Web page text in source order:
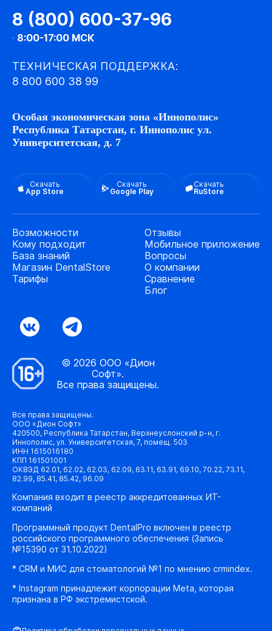
8 (800) 600-37-96
· 8:00-17:00 МСК
ТЕХНИЧЕСКАЯ ПОДДЕРЖКА:
8 800 600 38 99
Особая экономическая зона «Иннополис»
Республика Татарстан, г. Иннополис ул.
Университетская, д. 7
Скачать
App Store
Скачать
Google Play
Скачать
RuStore
Возможности
Кому подходит
База знаний
Магазин DentalStore
Тарифы
Отзывы
Мобильное приложение
Вопросы
О компании
Сравнение
Блог
© 2026 ООО «Дион
Софт».
Все права защищены.
Все права защищены.
ООО «Дион Софт»
420500, Республика Татарстан, Верхнеуслонский р-н, г.
Иннополис, ул. Университетская, 7, помещ. 503
ИНН 1615016180
КПП 161501001
ОКВЭД 62.01, 62.02, 62.03, 62.09, 63.11, 63.91, 69.10, 70.22, 73.11,
82.99, 85.41, 85.42, 96.09
Компания входит в реестр аккредитованных ИТ-
компаний
Программный продукт DentalPro включен в реестр
российского программного обеспечения (Запись
№15390 от 31.10.2022)
* CRM и МИС для стоматологий №1 по мнению crmindex.
* Instagram принадлежит корпорации Meta, которая
признана в РФ экстремистской.